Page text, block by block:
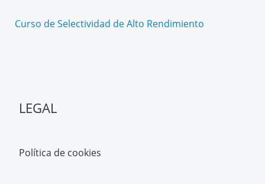
Curso de Selectividad de Alto Rendimiento
LEGAL
Política de cookies